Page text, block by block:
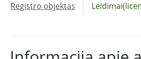
Registro objektas